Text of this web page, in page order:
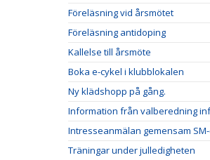
Föreläsning vid årsmötet
Föreläsning antidoping
Kallelse till årsmöte
Boka e-cykel i klubblokalen
Ny klädshopp på gång.
Information från valberedning
Intresseanmälan gemensam
Träningar under julledigheten